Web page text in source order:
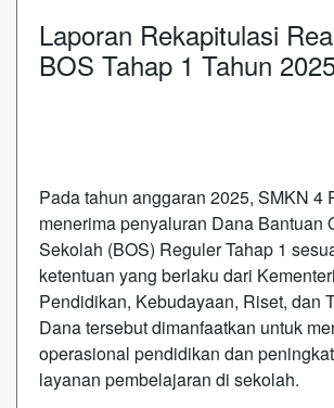
Laporan Rekapitulasi
BOS Tahap 1 Tahun
Pada tahun anggaran 2025, SMKN 4
menerima penyaluran Dana Bantuan
Sekolah (BOS) Reguler Tahap 1
ketentuan yang berlaku dari
Pendidikan, Kebudayaan, Riset, dan
Dana tersebut dimanfaatkan untuk
operasional pendidikan dan
layanan pembelajaran di sekolah.